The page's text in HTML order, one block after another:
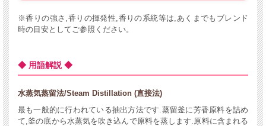
※香りの強さ,香りの揮発性,香りの系統等は,あくまでもブレンド
時の目安としてご参照ください。
◆ 用語解説 ◆
水蒸気蒸留法/Steam Distillation (直接法)
最も一般的に行われている抽出方法です.蒸留釜に芳香原料を詰め
て,釜の底から水蒸気を吹き込んで原料を蒸します.原料に含まれる